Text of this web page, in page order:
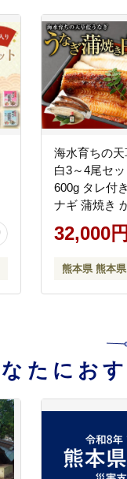
海水育ちの
白3～4尾セ
600g タレ付
ナギ 蒲焼き
ぎの蒲焼 魚
32,000円
熊本県 熊本県
たにお